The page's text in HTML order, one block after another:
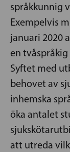
språkkunnig
Exempelvis
januari 2020
en
Syftet med
behovet av
inhemska
öka antalet
att utreda